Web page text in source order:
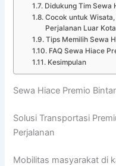
Didukung Tim Sewa
Cocok untuk
Perjalanan Luar Kota
Tips Memilih Sewa
FAQ Sewa Hiace
Kesimpulan
Sewa Hiace Premio
Solusi Transportasi
Perjalanan
Mobilitas masyarakat di